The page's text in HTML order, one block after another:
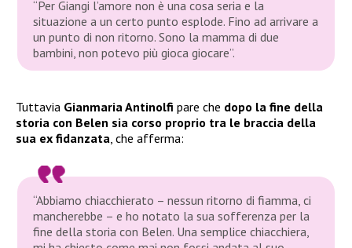
“Per Giangi l’amore non è una cosa seria e la
situazione a un certo punto esplode. Fino ad arrivare a
un punto di non ritorno. Sono la mamma di due
bambini, non potevo più gioca giocare”.
Tuttavia Gianmaria Antinolfi pare che dopo la fine della
storia con Belen sia corso proprio tra le braccia della
sua ex fidanzata , che afferma:
“Abbiamo chiacchierato – nessun ritorno di fiamma, ci
mancherebbe – e ho notato la sua sofferenza per la
fine della storia con Belen. Una semplice chiacchiera,